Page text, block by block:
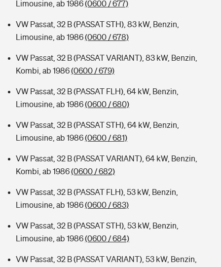
Limousine, ab 1986(0600 / 677)
VW Passat, 32 B (PASSAT STH), 83 kW, Benzin,
Limousine, ab 1986(0600 / 678)
VW Passat, 32 B (PASSAT VARIANT), 83 kW, Benzin,
Kombi, ab 1986(0600 / 679)
VW Passat, 32 B (PASSAT FLH), 64 kW, Benzin,
Limousine, ab 1986(0600 / 680)
VW Passat, 32 B (PASSAT STH), 64 kW, Benzin,
Limousine, ab 1986(0600 / 681)
VW Passat, 32 B (PASSAT VARIANT), 64 kW, Benzin,
Kombi, ab 1986(0600 / 682)
VW Passat, 32 B (PASSAT FLH), 53 kW, Benzin,
Limousine, ab 1986(0600 / 683)
VW Passat, 32 B (PASSAT STH), 53 kW, Benzin,
Limousine, ab 1986(0600 / 684)
VW Passat, 32 B (PASSAT VARIANT), 53 kW, Benzin,